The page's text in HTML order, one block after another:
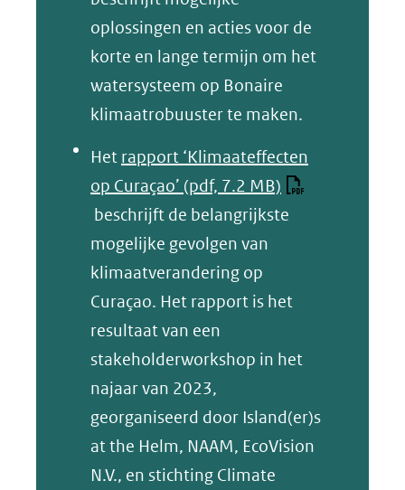
oplossingen en acties voor de
korte en lange termijn om het
watersysteem op Bonaire
klimaatrobuuster te maken.
Het rapport ‘Klimaateffecten
op Curaçao’ (pdf, 7.2 MB)
beschrijft de belangrijkste
mogelijke gevolgen van
klimaatverandering op
Curaçao. Het rapport is het
resultaat van een
stakeholderworkshop in het
najaar van 2023,
georganiseerd door Island(er)s
at the Helm, NAAM, EcoVision
N.V., en stichting Climate